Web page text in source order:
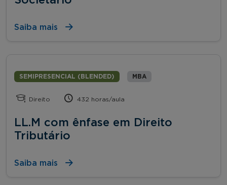
Saiba mais
SEMIPRESENCIAL (BLENDED) MBA
Direito 432 horas/aula
LL.M com ênfase em Direito
Tributário
Saiba mais